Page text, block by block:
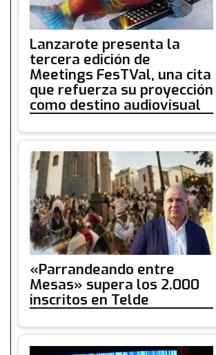
Lanzarote presenta la
tercera edición de
Meetings FesTVal, una cita
que refuerza su proyección
como destino audiovisual
«Parrandeando entre
Mesas» supera los 2.000
inscritos en Telde